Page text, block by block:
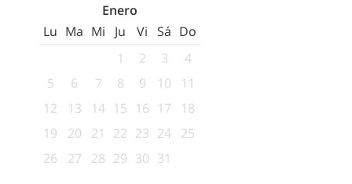
Enero
Lu Ma Mi Ju Vi Sá Do
1
2 3
4
5
6 7 8 9 10
11
12
13 14 15 16 17
18
19
20 21 22 23 24 25
26
27 28 29 30 31